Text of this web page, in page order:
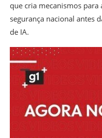
que cria mecanismos para
segurança nacional antes
de IA.